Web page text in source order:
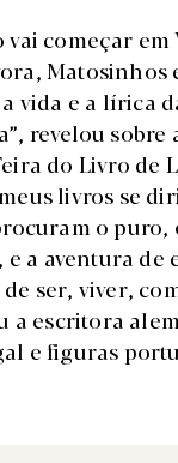
começar em
Matosinhos
vida e a lírica
revelou sobre
do Livro de
livros se
o puro,
e a aventura
ser, viver,
a escritora
e figuras